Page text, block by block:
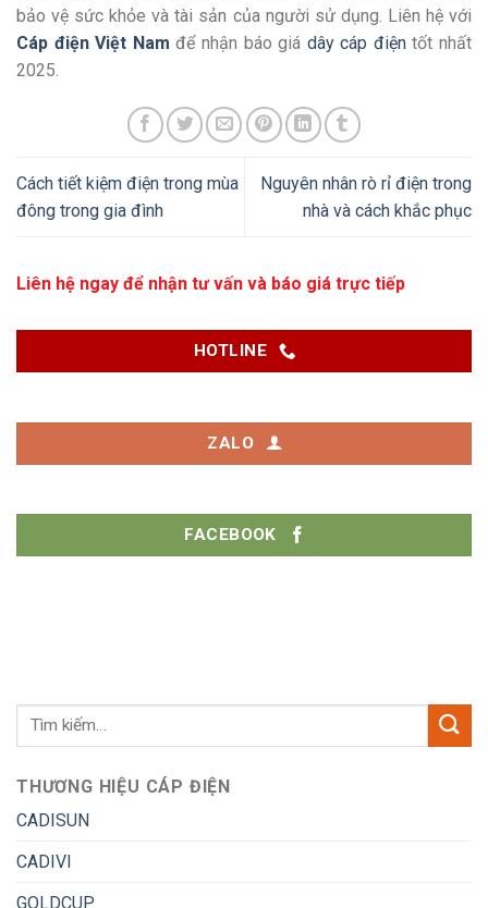
bảo vệ sức khỏe và tài sản của người sử dụng. Liên hệ với
Cáp điện Việt Nam để nhận báo giá dây cáp điệntốt nhất
2025.
Cách tiết kiệm điện trong mùa
đông trong gia đình
Nguyên nhân rò rỉ điện trong
nhà và cách khắc phục
Liên hệ ngay để nhận tư vấn và báo giá trực tiếp
HOTLINE
ZALO
FACEBOOK
THƯƠNG HIỆU CÁP ĐIỆN
CADISUN
CADIVI
GOLDCUP